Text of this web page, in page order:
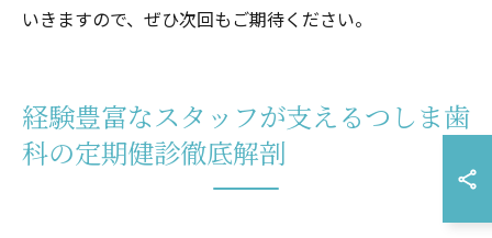
いきますので、ぜひ次回もご期待ください。
経験豊富なスタッフが支えるつしま歯
科の定期健診徹底解剖